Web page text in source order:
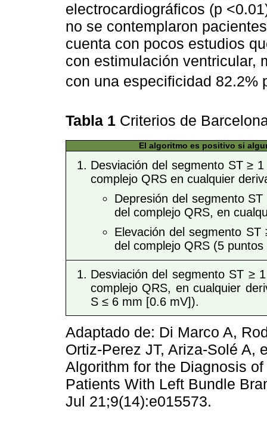
electrocardiográficos (p
no se contemplaron
cuenta con pocos estudios
con estimulación ventricular,
con una especificidad 82.2%
Tabla 1 Criterios de
El algoritmo es positivo si
Desviación del segmento ST ≥
complejo QRS en cualquier
Depresión del segmento
del complejo QRS, en
Elevación del segmento
del complejo QRS (5
Desviación del segmento ST ≥
complejo QRS, en cualquier
S ≤ 6 mm [0.6 mV]).
Adaptado de: Di Marco A,
Ortiz-Perez JT, Ariza-Solé A,
Algorithm for the Diagnosis
Patients With Left Bundle
Jul 21;9(14):e015573.